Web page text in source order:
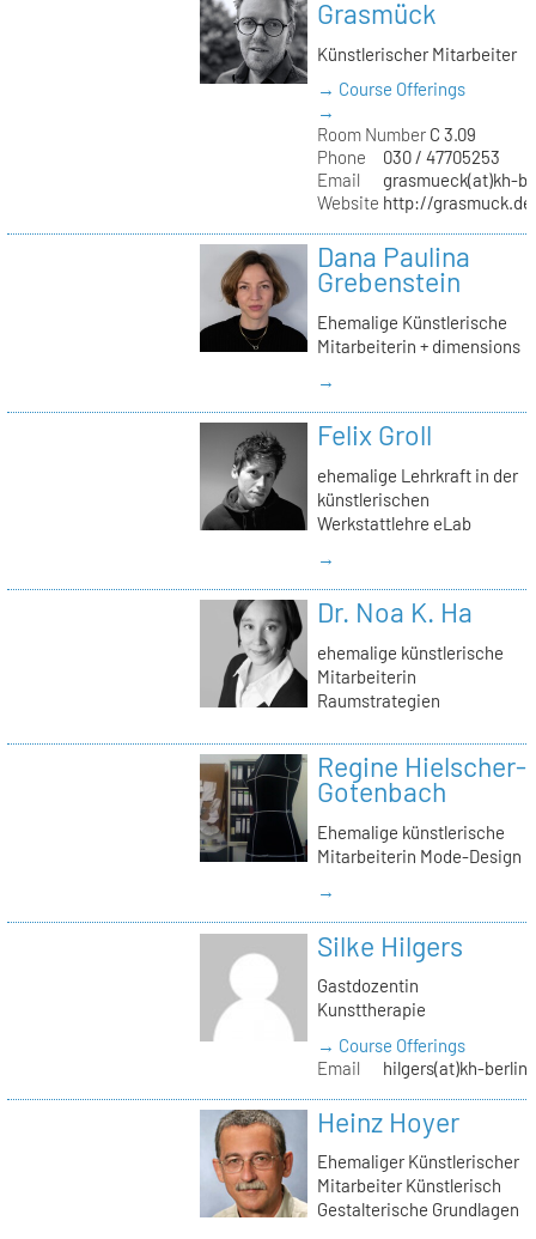
Grasmück
Künstlerischer Mitarbeiter
→ Course Offerings
→
Room NumberC 3.09
Phone
030 / 47705253
Email
grasmueck(at)kh-
Website http://
Dana Paulina
Grebenstein
Ehemalige Künstlerische
Mitarbeiterin + dimensions
→
Felix Groll
ehemalige Lehrkraft in der
künstlerischen
Werkstattlehre eLab
→
Dr. Noa K. Ha
ehemalige künstlerische
Mitarbeiterin
Raumstrategien
Regine Hielscher-
Gotenbach
Ehemalige künstlerische
Mitarbeiterin Mode-Design
→
Silke Hilgers
Gastdozentin
Kunsttherapie
→ Course Offerings
Email
hilgers(at)kh-
Heinz Hoyer
Ehemaliger Künstlerischer
Mitarbeiter Künstlerisch
Gestalterische Grundlagen